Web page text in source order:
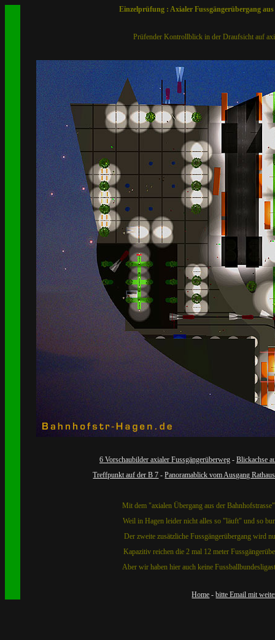
Einzelprüfung : Axialer Fussgängerübergang
Prüfender Kontrollblick in der Draufsicht auf
6 Vorschaubilder axialer Fussgängerüberweg - Blickachse
Treffpunkt auf der B 7 -Panoramablick vom Ausgang
Mit dem "axialen Übergang aus der
Weil in Hagen leider nicht alles so "läuft" und so
Der zweite zusätzliche Fussgängerübergang wird
Kapazitiv reichen die 2 mal 12 meter
Aber wir haben hier auch keine
Home -bitte Email mit